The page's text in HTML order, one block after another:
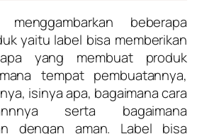
beberapa
yaitu label bisa memberikan
yang membuat produk
tempat pembuatannya,
isinya apa, bagaimana cara
serta bagaimana
dengan aman. Label bisa